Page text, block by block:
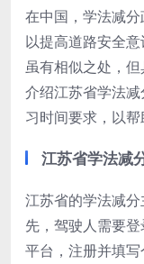
在中国，学法减
以提高道路安全
虽有相似之处，
介绍江苏省学法
习时间要求，以帮
江苏省学法减
江苏省的学法减
先，驾驶人需要
平台，注册并填